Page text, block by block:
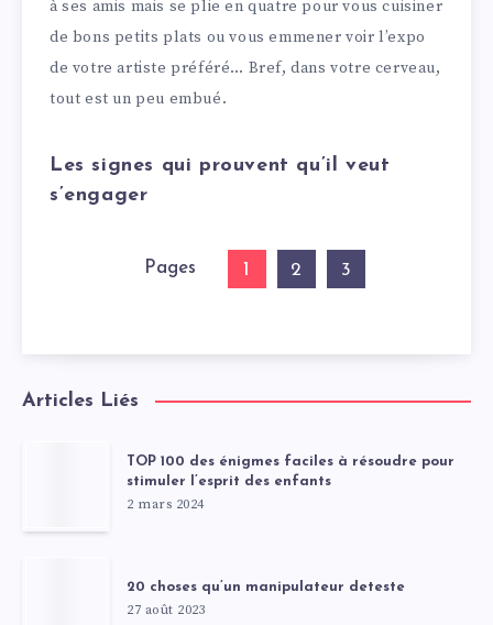
à ses amis mais se plie en quatre pour vous cuisiner
de bons petits plats ou vous emmener voir l’expo
de votre artiste préféré… Bref, dans votre cerveau,
tout est un peu embué.
Les signes qui prouvent qu’il veut
s’engager
Pages 1 2 3
Articles Liés
TOP 100 des énigmes faciles à résoudre pour
stimuler l’esprit des enfants
2 mars 2024
20 choses qu’un manipulateur deteste
27 août 2023